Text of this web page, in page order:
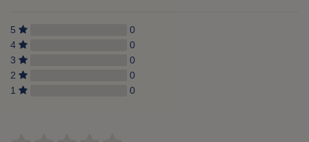
5
0
4
0
3
0
2
0
1
0